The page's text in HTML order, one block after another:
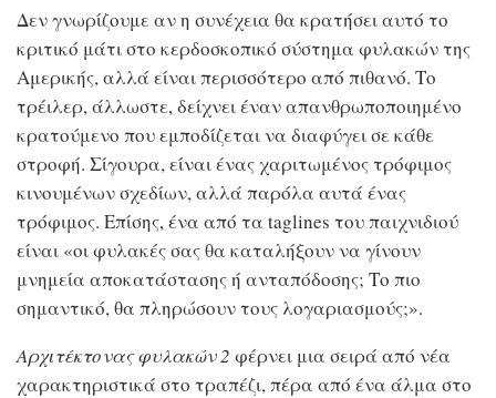
Δεν γνωρίζουμε αν η συνέχεια θα κρατήσει αυτό το
κριτικό μάτι στο κερδοσκοπικό σύστημα φυλακών της
Αμερικής, αλλά είναι περισσότερο από πιθανό. Το
τρέιλερ, άλλωστε, δείχνει έναν απανθρωποποιημένο
κρατούμενο που εμποδίζεται να διαφύγει σε κάθε
στροφή. Σίγουρα, είναι ένας χαριτωμένος τρόφιμος
κινουμένων σχεδίων, αλλά παρόλα αυτά ένας
τρόφιμος. Επίσης, ένα από τα taglines του παιχνιδιού
είναι «οι φυλακές σας θα καταλήξουν να γίνουν
μνημεία αποκατάστασης ή ανταπόδοσης; Το πιο
σημαντικό, θα πληρώσουν τους λογαριασμούς;».
Αρχιτέκτονας φυλακών 2 φέρνει μια σειρά από νέα
χαρακτηριστικά στο τραπέζι, πέρα ​​από ένα άλμα στο